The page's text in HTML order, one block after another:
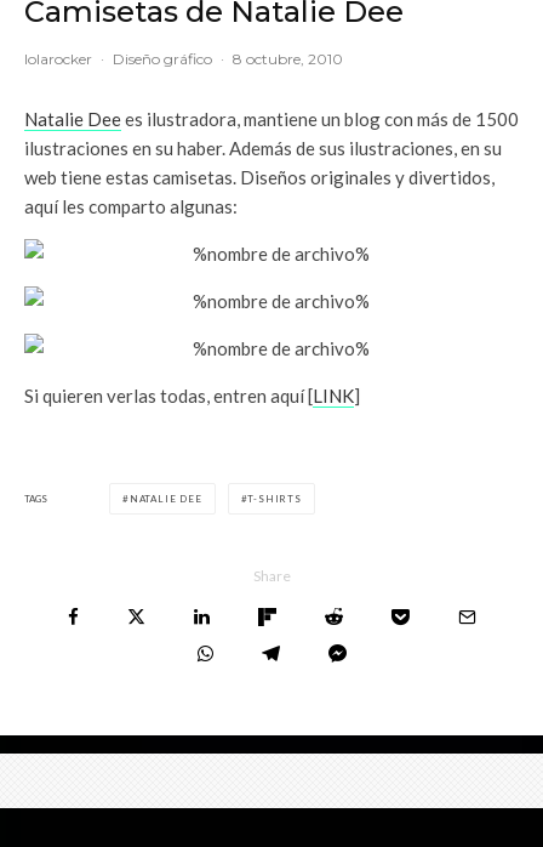
Camisetas de Natalie Dee
lolarocker · Diseño gráfico · 8 octubre, 2010
Natalie Deees ilustradora, mantiene un blog con más de 1500
ilustraciones en su haber. Además de sus ilustraciones, en su
web tiene estas camisetas. Diseños originales y divertidos,
aquí les comparto algunas:
Si quieren verlas todas, entren aquí [LINK]
TAGS NATALIE DEE T-SHIRTS
Share